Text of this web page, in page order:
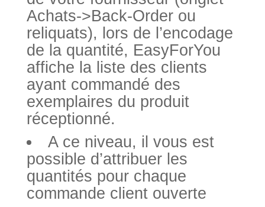
Achats->Back-Order ou
reliquats), lors de l’encodage
de la quantité, EasyForYou
affiche la liste des clients
ayant commandé des
exemplaires du produit
réceptionné.
A ce niveau, il vous est
possible d’attribuer les
quantités pour chaque
commande client ouverte